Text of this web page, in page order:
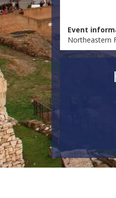
Event
Northeastern